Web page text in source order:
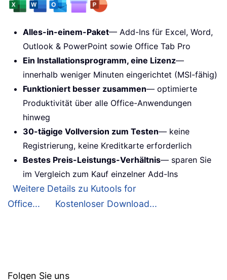
Alles-in-einem-Paket— Add-Ins für Excel, Word,
Outlook & PowerPoint sowie Office Tab Pro
Ein Installationsprogramm, eine Lizenz—
innerhalb weniger Minuten eingerichtet (MSI-fähig)
Funktioniert besser zusammen— optimierte
Produktivität über alle Office-Anwendungen
hinweg
30-tägige Vollversion zum Testen— keine
Registrierung, keine Kreditkarte erforderlich
Bestes Preis-Leistungs-Verhältnis— sparen Sie
im Vergleich zum Kauf einzelner Add-Ins
Weitere Details zu Kutools for
Office...
Kostenloser Download...
Folgen Sie uns